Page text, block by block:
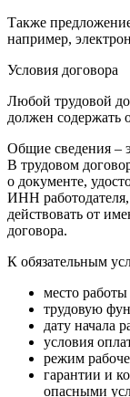
Также
например,
Условия договора
Любой трудовой
должен содержать
Общие сведения –
В трудовом
о документе,
ИНН
действовать от
договора.
К обязательным
место
трудовую
дату начала
условия
режим
гарантии и
опасными